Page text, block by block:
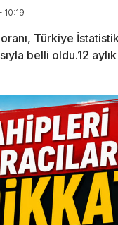
10:19
Türkiye
belli oldu.12